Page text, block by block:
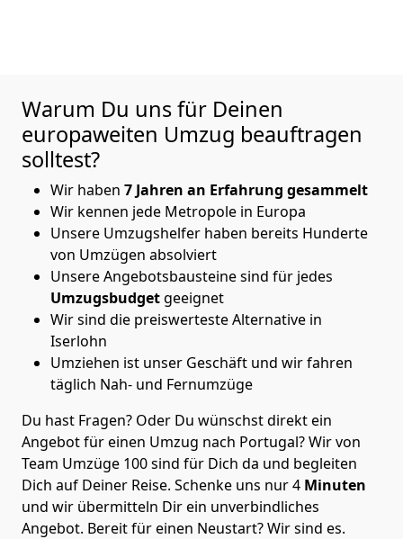
Warum Du uns für Deinen
europaweiten Umzug beauftragen
solltest?
Wir haben 7 Jahren an Erfahrung gesammelt
Wir kennen jede Metropole in Europa
Unsere Umzugshelfer haben bereits Hunderte
von Umzügen absolviert
Unsere Angebotsbausteine sind für jedes
Umzugsbudgetgeeignet
Wir sind die preiswerteste Alternative in
Iserlohn
Umziehen ist unser Geschäft und wir fahren
täglich Nah- und Fernumzüge
Du hast Fragen? Oder Du wünschst direkt ein
Angebot für einen Umzug nach Portugal? Wir von
Team Umzüge 100sind für Dich da und begleiten
Dich auf Deiner Reise. Schenke uns nur4 Minuten
und wir übermitteln Dir ein unverbindliches
Angebot. Bereit für einen Neustart? Wir sind es.